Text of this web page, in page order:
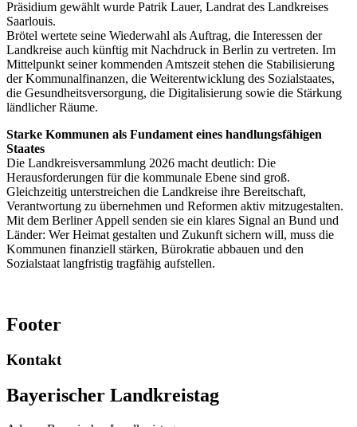
Präsidium gewählt wurde Patrik Lauer, Landrat des Landkreises
Saarlouis.
Brötel wertete seine Wiederwahl als Auftrag, die Interessen der
Landkreise auch künftig mit Nachdruck in Berlin zu vertreten. Im
Mittelpunkt seiner kommenden Amtszeit stehen die Stabilisierung
der Kommunalfinanzen, die Weiterentwicklung des Sozialstaates,
die Gesundheitsversorgung, die Digitalisierung sowie die Stärkung
ländlicher Räume.
Starke Kommunen als Fundament eines handlungsfähigen
Staates
Die Landkreisversammlung 2026 macht deutlich: Die
Herausforderungen für die kommunale Ebene sind groß.
Gleichzeitig unterstreichen die Landkreise ihre Bereitschaft,
Verantwortung zu übernehmen und Reformen aktiv mitzugestalten.
Mit dem Berliner Appell senden sie ein klares Signal an Bund und
Länder: Wer Heimat gestalten und Zukunft sichern will, muss die
Kommunen finanziell stärken, Bürokratie abbauen und den
Sozialstaat langfristig tragfähig aufstellen.
Footer
Kontakt
Bayerischer Landkreistag